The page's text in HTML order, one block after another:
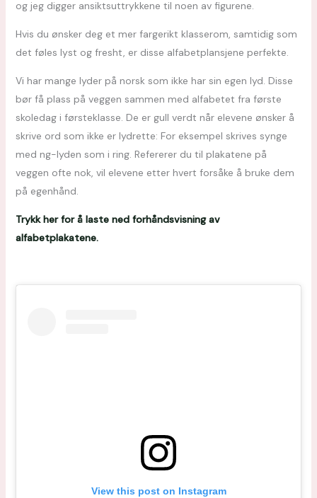
og jeg digger ansiktsuttrykkene til noen av figurene.
Hvis du ønsker deg et mer fargerikt klasserom, samtidig som
det føles lyst og fresht, er disse alfabetplansjene perfekte.
Vi har mange lyder på norsk som ikke har sin egen lyd. Disse
bør få plass på veggen sammen med alfabetet fra første
skoledag i førsteklasse. De er gull verdt når elevene ønsker å
skrive ord som ikke er lydrette: For eksempel skrives synge
med ng-lyden som i ring. Refererer du til plakatene på
veggen ofte nok, vil elevene etter hvert forsåke å bruke dem
på egenhånd.
Trykk her for å laste ned forhåndsvisning av
alfabetplakatene.
View this post on Instagram